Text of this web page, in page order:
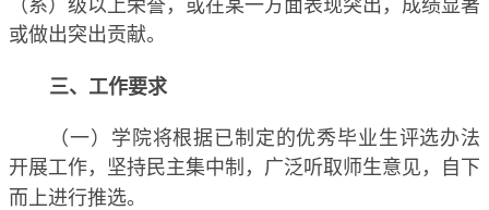
（系）级以上荣誉，或在某一方面表现突出，成绩显著
或做出突出贡献。
三、工作要求
（一）学院将根据已制定的优秀毕业生评选办法
开展工作，坚持民主集中制，广泛听取师生意见，自下
而上进行推选。